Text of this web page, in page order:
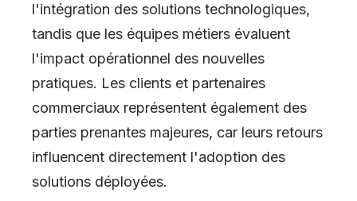
l'intégration des solutions technologiques,
tandis que les équipes métiers évaluent
l'impact opérationnel des nouvelles
pratiques. Les clients et partenaires
commerciaux représentent également des
parties prenantes majeures, car leurs retours
influencent directement l'adoption des
solutions déployées.